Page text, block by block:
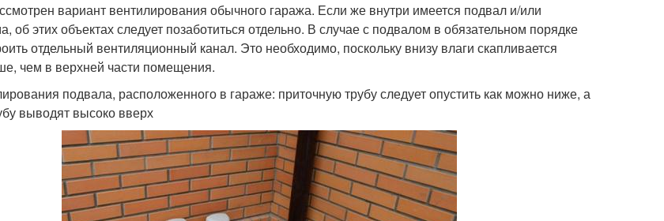
вариант вентилирования обычного гаража. Если же внутри имеется подвал и/или
об этих объектах следует позаботиться отдельно. В случае с подвалом в обязательном порядке
отдельный вентиляционный канал. Это необходимо, поскольку внизу влаги скапливается
чем в верхней части помещения.
подвала, расположенного в гараже: приточную трубу следует опустить как можно ниже, а
выводят высоко вверх